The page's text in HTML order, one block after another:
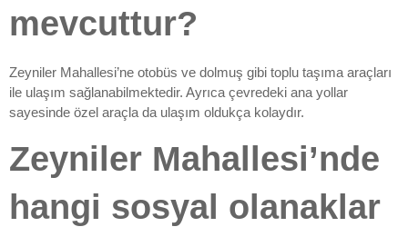
mevcuttur?
Zeyniler Mahallesi’ne otobüs ve dolmuş gibi toplu taşıma araçları
ile ulaşım sağlanabilmektedir. Ayrıca çevredeki ana yollar
sayesinde özel araçla da ulaşım oldukça kolaydır.
Zeyniler Mahallesi’nde
hangi sosyal olanaklar